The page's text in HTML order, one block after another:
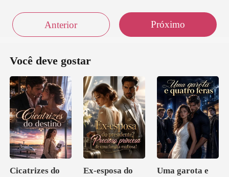
Anterior Próximo
Você deve gostar
Cicatrizes do
Ex-esposa do
Uma garota e